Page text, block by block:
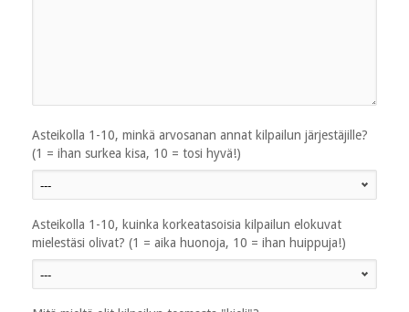
Asteikolla 1-10, minkä arvosanan annat kilpailun järjestäjille?
(1 = ihan surkea kisa, 10 = tosi hyvä!)
Asteikolla 1-10, kuinka korkeatasoisia kilpailun elokuvat
mielestäsi olivat? (1 = aika huonoja, 10 = ihan huippuja!)